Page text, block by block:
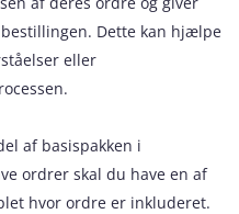
Dette kan hjælpe
eller
af basispakken i
ordrer skal du have en af
hvor ordre er inkluderet.